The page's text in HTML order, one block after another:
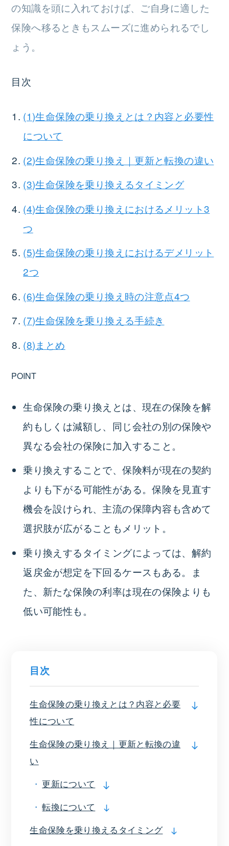
の知識を頭に入れておけば、ご自身に適した
保険へ移るときもスムーズに進められるでし
ょう。
目次
(1)生命保険の乗り換えとは？内容と必要性
について
(2)生命保険の乗り換え｜更新と転換の違い
(3)生命保険を乗り換えるタイミング
(4)生命保険の乗り換えにおけるメリット3
つ
(5)生命保険の乗り換えにおけるデメリット
2つ
(6)生命保険の乗り換え時の注意点4つ
(7)生命保険を乗り換える手続き
(8)まとめ
POINT
生命保険の乗り換えとは、現在の保険を解
約もしくは減額し、同じ会社の別の保険や
異なる会社の保険に加入すること。
乗り換えすることで、保険料が現在の契約
よりも下がる可能性がある。保険を見直す
機会を設けられ、主流の保障内容も含めて
選択肢が広がることもメリット。
乗り換えするタイミングによっては、解約
返戻金が想定を下回るケースもある。ま
た、新たな保険の利率は現在の保険よりも
低い可能性も。
目次
生命保険の乗り換えとは？内容と必要
性について
生命保険の乗り換え｜更新と転換の違
い
更新について
転換について
生命保険を乗り換えるタイミング